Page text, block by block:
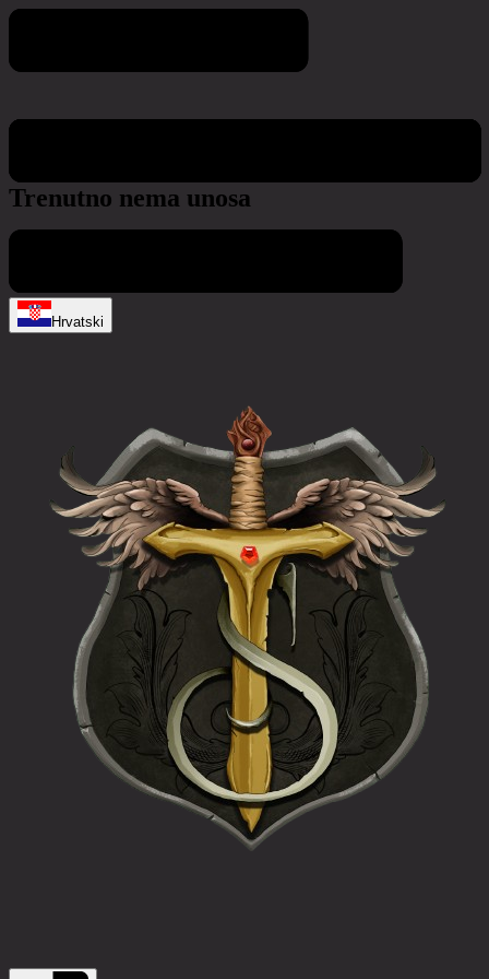
Hrvatski
Game world calendar
Trenutno nema unosa